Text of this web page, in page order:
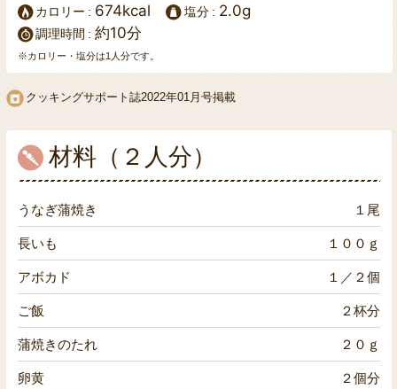
カロリー 674kcal 塩分 2.0g
調理時間 約10分
※カロリー・塩分は1人分です。
クッキングサポート誌2022年01月号掲載
材料（２人分）
うなぎ蒲焼き １尾
長いも １００ｇ
アボカド １／２個
ご飯 ２杯分
蒲焼きのたれ ２０ｇ
卵黄 ２個分